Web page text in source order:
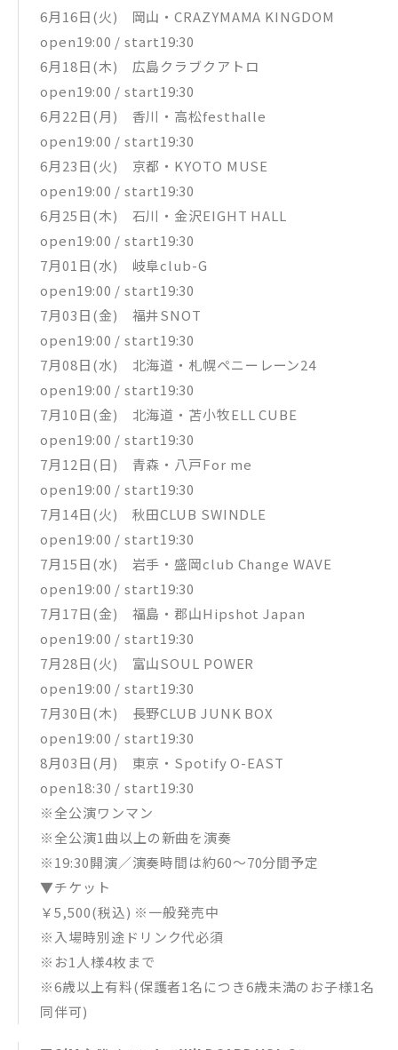
6月16日(火) 岡山・CRAZYMAMA KINGDOM
open19:00 / start19:30
6月18日(木) 広島クラブクアトロ
open19:00 / start19:30
6月22日(月) 香川・高松festhalle
open19:00 / start19:30
6月23日(火) 京都・KYOTO MUSE
open19:00 / start19:30
6月25日(木) 石川・金沢EIGHT HALL
open19:00 / start19:30
7月01日(水) 岐阜club-G
open19:00 / start19:30
7月03日(金) 福井SNOT
open19:00 / start19:30
7月08日(水) 北海道・札幌ペニーレーン24
open19:00 / start19:30
7月10日(金) 北海道・苫小牧ELL CUBE
open19:00 / start19:30
7月12日(日) 青森・八戸For me
open19:00 / start19:30
7月14日(火) 秋田CLUB SWINDLE
open19:00 / start19:30
7月15日(水) 岩手・盛岡club Change WAVE
open19:00 / start19:30
7月17日(金) 福島・郡山Hipshot Japan
open19:00 / start19:30
7月28日(火) 富山SOUL POWER
open19:00 / start19:30
7月30日(木) 長野CLUB JUNK BOX
open19:00 / start19:30
8月03日(月) 東京・Spotify O-EAST
open18:30 / start19:30
※全公演ワンマン
※全公演1曲以上の新曲を演奏
※19:30開演／演奏時間は約60〜70分間予定
▼チケット
￥5,500(税込) ※一般発売中
※入場時別途ドリンク代必須
※お1人様4枚まで
※6歳以上有料(保護者1名につき6歳未満のお子様1名
同伴可)